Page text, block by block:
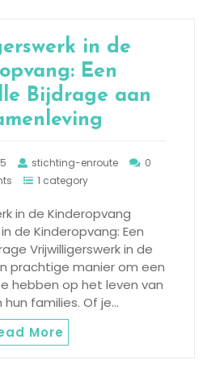
in de
Een
Bijdrage aan
stichting-enroute
0
1 category
in de Kinderopvang
de Kinderopvang: Een
Vrijwilligerswerk in de
prachtige manier om een
hebben op het leven van
hun families. Of je…
More